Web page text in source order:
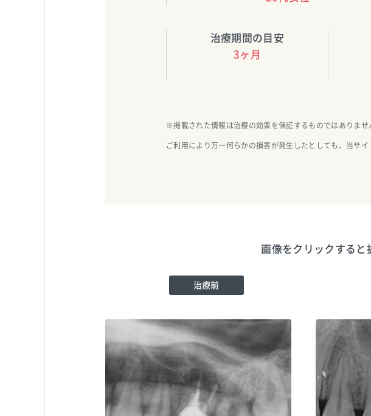
治療期間の目安
3ヶ月
※掲載された情報は治療の効果を保証するものではありませ
ご利用により万一何らかの損害が発生したとしても、当サ
画像をクリックすると
治療前